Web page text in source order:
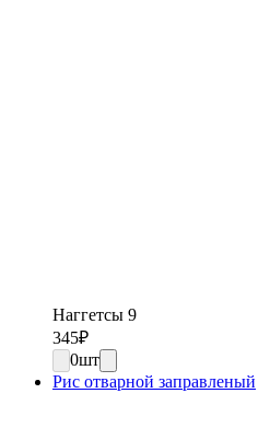
Наггетсы 9
345₽
0шт
Рис отварной заправленый